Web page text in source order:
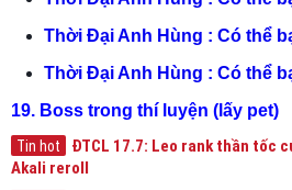
Thời Đại Anh Hùng : Có thể
Thời Đại Anh Hùng : Có thể
19. Boss trong thí luyện (lấy pet)
Tin hot
ĐTCL 17.7: Leo rank thần tốc
Akali reroll